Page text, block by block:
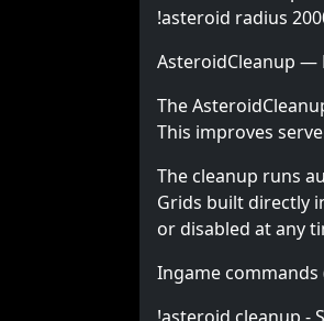
!asteroid radius
AsteroidCleanup —
The
This improves
The cleanup runs
Grids built directly
or disabled at any
Ingame commands